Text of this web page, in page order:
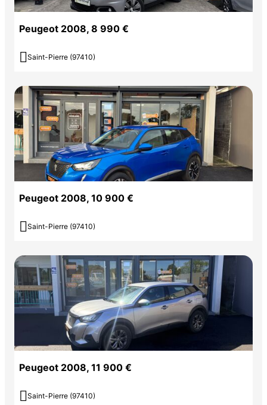
Peugeot 2008, 8 990 €
 Saint-Pierre (97410)
Peugeot 2008, 10 900 €
 Saint-Pierre (97410)
Peugeot 2008, 11 900 €
 Saint-Pierre (97410)